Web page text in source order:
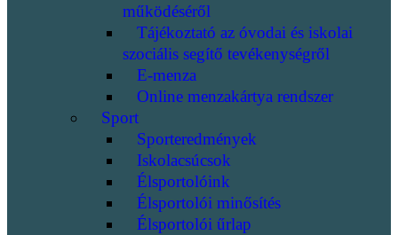
működéséről
Tájékoztató az óvodai és iskolai
szociális segítő tevékenységről
E-menza
Online menzakártya rendszer
Sport
Sporteredmények
Iskolacsúcsok
Élsportolóink
Élsportolói minősítés
Élsportolói űrlap